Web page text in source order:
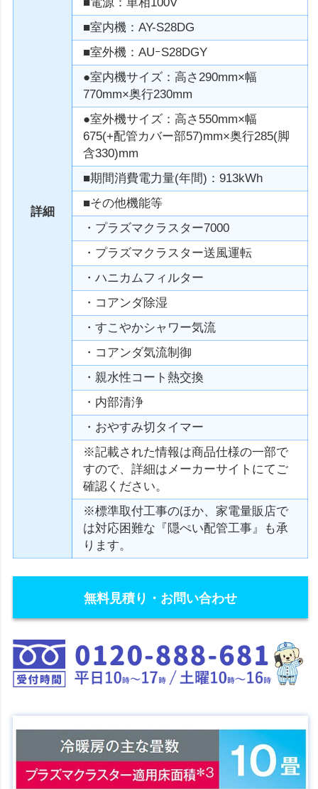
詳細
■室内機：AY-S28DG
■室外機：AUｰS28DGY
●室内機サイズ：高さ290mm×幅
770mm×奥行230mm
●室外機サイズ：高さ550mm×幅
675(+配管カバー部57)mm×奥行285(脚
含330)mm
■期間消費電力量(年間)：913kWh
■その他機能等
・プラズマクラスター7000
・プラズマクラスター送風運転
・ハニカムフィルター
・コアンダ除湿
・すこやかシャワー気流
・コアンダ気流制御
・親水性コート熱交換
・内部清浄
・おやすみ切タイマー
※記載された情報は商品仕様の一部で
すので、詳細はメーカーサイトにてご
確認ください。
※標準取付工事のほか、家電量販店で
は対応困難な『隠ぺい配管工事』も承
ります。
無料見積り・お問い合わせ